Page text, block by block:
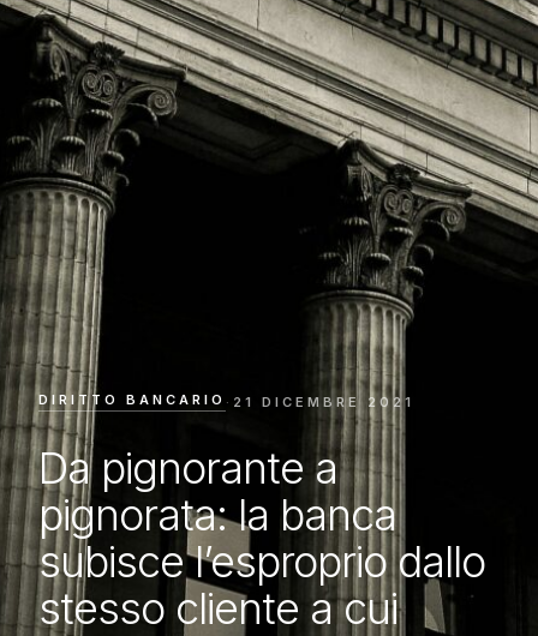
DIRITTO BANCARIO · 21 DICEMBRE 2021
Da pignorante a
pignorata: la banca
subisce l’esproprio dallo
stesso cliente a cui